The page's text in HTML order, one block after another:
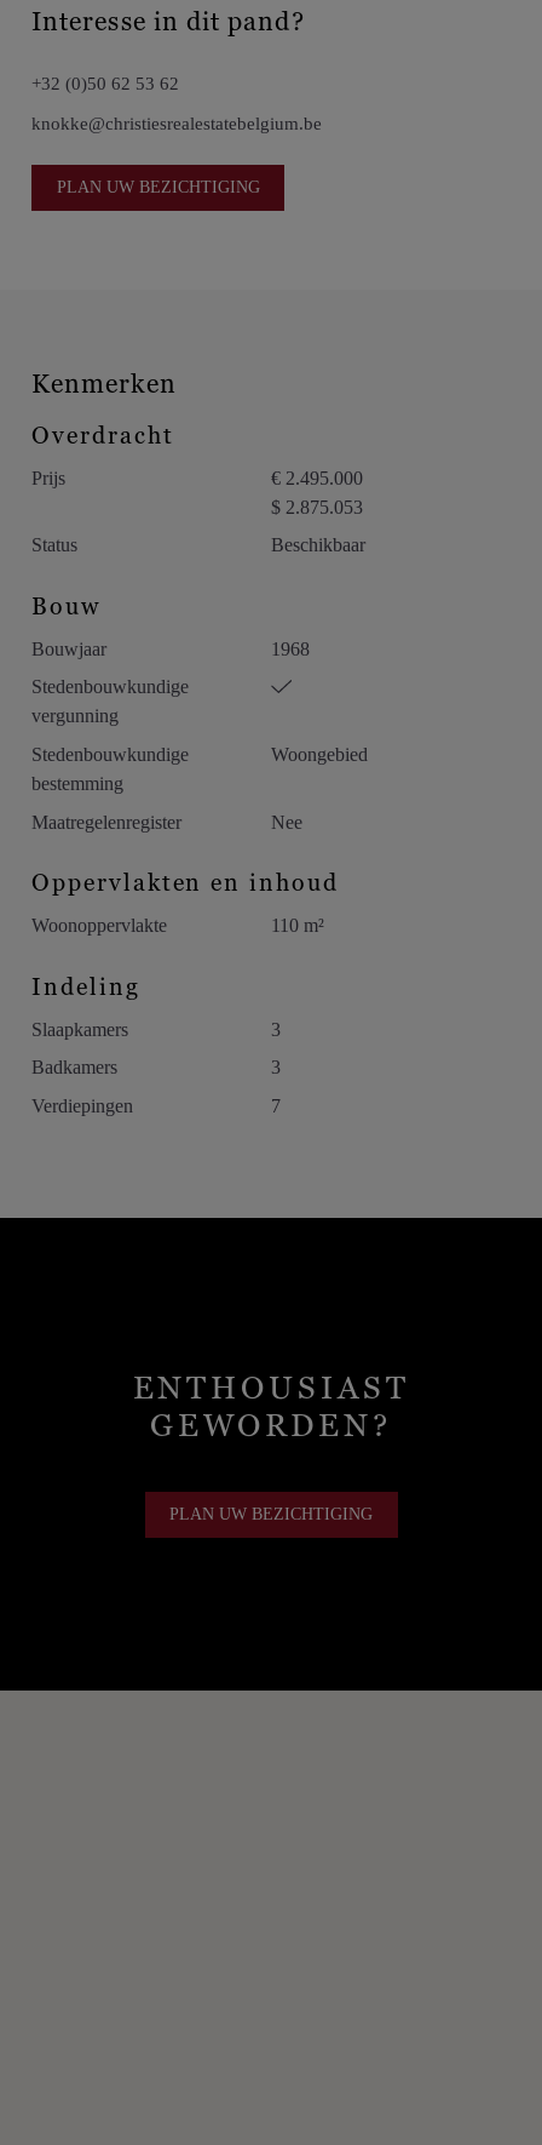
net als de masterbedroom uit op het aangename achterterras.
De derde slaapkamer is eveneens voorzien van een privé-
douchekamer. Alle slaapkamers zijn uitgerust met ingemaakte
airconditioning.
Een private kelderberging op het gelijkvloers is inbegrepen.
Interesse in dit pand?
+32 (0)50 62 53 62
knokke@christiesrealestatebelgium.be
PLAN UW BEZICHTIGING
Kenmerken
Overdracht
Prijs
€ 2.495.000
$ 2.875.053
Status
Beschikbaar
Bouw
Bouwjaar
1968
Stedenbouwkundige
vergunning
Stedenbouwkundige
bestemming
Woongebied
Maatregelenregister Nee
Oppervlakten en inhoud
Woonoppervlakte 110 m²
Indeling
Slaapkamers
3
Badkamers
3
Verdiepingen
7
ENTHOUSIAST
GEWORDEN?
PLAN UW BEZICHTIGING